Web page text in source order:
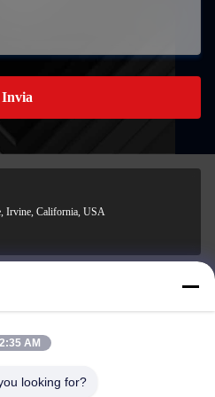
Invia
Irvine, California, USA
AM
looking for?